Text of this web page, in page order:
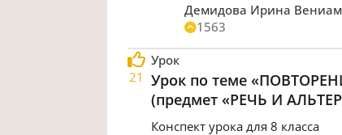
Демидова Ирина
1563
21
Урок
Урок по теме
(предмет «РЕЧЬ И
Конспект урока для 8 класса